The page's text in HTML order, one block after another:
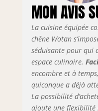
MON AVIS
La cuisine équipée
chêne Wotan
séduisante pour qui
espace culinaire.
encombre et à
quiconque a déjà
La possibilité
ajoute une flexibilité